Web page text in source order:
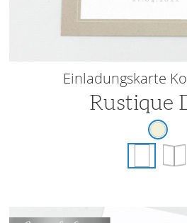
Einladungskarte
Rustique